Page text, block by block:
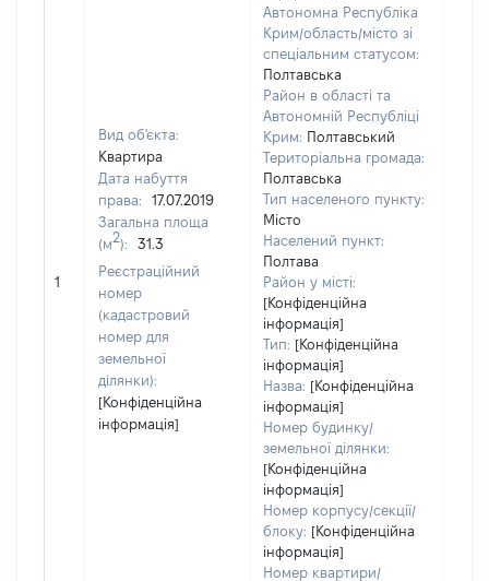
1
Вид об'єкта:
Квартира
Дата набуття
права:
17.07.2019
Загальна площа
(м2):
31.3
Реєстраційний
номер
(кадастровий
номер для
земельної
ділянки):
[Конфіденційна
інформація]
Автономна Республіка
Крим/область/місто зі
спеціальним статусом:
Полтавська
Район в області та
Автономній Республіці
Крим: Полтавський
Територіальна громада:
Полтавська
Тип населеного пункту:
Місто
Населений пункт:
Полтава
Район у місті:
[Конфіденційна
інформація]
Тип: [Конфіденційна
інформація]
Назва: [Конфіденційна
інформація]
Номер будинку/
земельної ділянки:
[Конфіденційна
інформація]
Номер корпусу/секції/
блоку: [Конфіденційна
інформація]
Номер квартири/